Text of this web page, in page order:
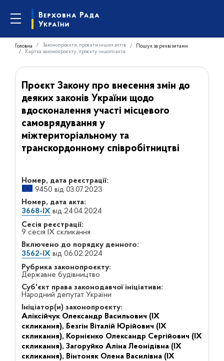
Головна Законопроєкти, проєкти інших актів
Пошук за реквізитами
Картка законопроєкту, проєкту іншого акта
Проєкт Закону про внесення змін до
деяких законів України щодо
вдосконалення участі місцевого
самоврядування у
міжтериторіальному та
транскордонному співробітництві
Номер, дата реєстрації:
9450 від 03.07.2023
Номер, дата акта:
3668-IXвід 24.04.2024
Сесія реєстрації:
9 сесія IX скликання
Включено до порядку денного:
3562-IXвід 06.02.2024
Рубрика законопроєкту:
Державне будівництво
Суб'єкт права законодавчої ініціативи:
Народний депутат України
Ініціатор(и) законопроєкту:
Аліксійчук Олександр Васильович (IX
скликання), Безгін Віталій Юрійович (IX
скликання), Корнієнко Олександр Сергійович (IX
скликання), Загоруйко Аліна Леонідівна (IX
скликання), Вінтоняк Олена Василівна (IX